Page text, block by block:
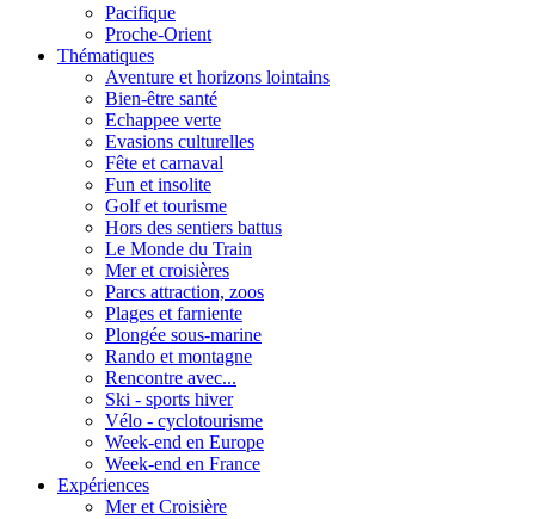
Pacifique
Proche-Orient
Thématiques
Aventure et horizons lointains
Bien-être santé
Echappee verte
Evasions culturelles
Fête et carnaval
Fun et insolite
Golf et tourisme
Hors des sentiers battus
Le Monde du Train
Mer et croisières
Parcs attraction, zoos
Plages et farniente
Plongée sous-marine
Rando et montagne
Rencontre avec...
Ski - sports hiver
Vélo - cyclotourisme
Week-end en Europe
Week-end en France
Expériences
Mer et Croisière